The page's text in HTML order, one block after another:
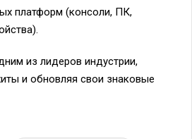
платформ (консоли, ПК,
из лидеров индустрии,
и обновляя свои знаковые